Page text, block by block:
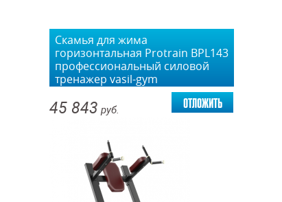
Скамья для жима
горизонтальная Protrain BPL143
профессиональный силовой
тренажер vasil-gym
45 843 руб. отложить